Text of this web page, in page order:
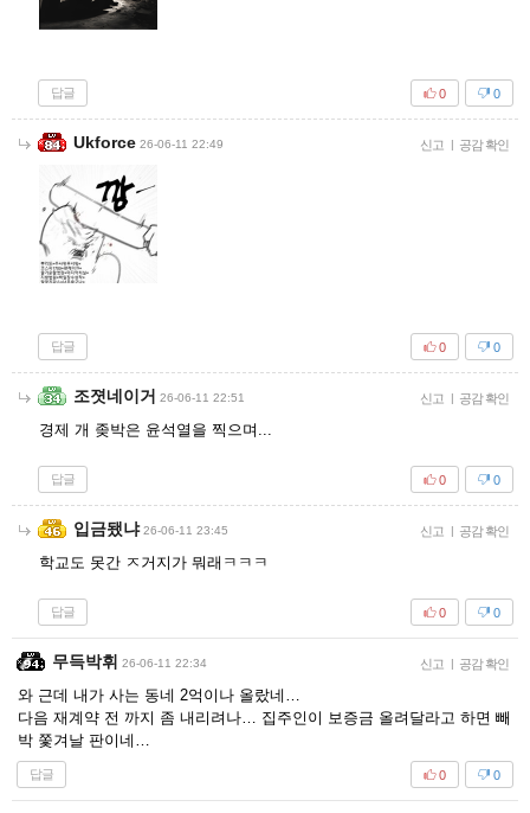
답글 0
0
Ukforce 26-06-11 22:49 신고 공감 확인
답글 0
0
조졋네이거 26-06-11 22:51 신고 공감 확인
경제 개 좆박은 윤석열을 찍으며...
답글 0
0
입금됐냐 26-06-11 23:45 신고 공감 확인
학교도 못간 ㅈ거지가 뭐래ㅋㅋㅋ
답글 0
0
무득박휘 26-06-11 22:34 신고 공감 확인
와 근데 내가 사는 동네 2억이나 올랐네…
다음 재계약 전 까지 좀 내리려나… 집주인이 보증금 올려달라고 하면 빼
박 쫓겨날 판이네…
답글 0
0